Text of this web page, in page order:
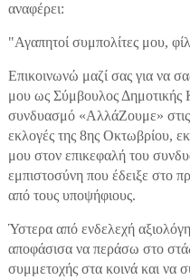
αναφέρει:
"Αγαπητοί συμπολίτες μου,
Επικοινωνώ μαζί σας για να
μου ως Σύμβουλος Δημοτικής
συνδυασμό «ΑλλάΖουμε» στις
εκλογές της 8ης Οκτωβρίου,
μου στον επικεφαλή του
εμπιστοσύνη που έδειξε στο
από τους υποψήφιους.
Ύστερα από ενδελεχή
αποφάσισα να περάσω στο
συμμετοχής στα κοινά και να